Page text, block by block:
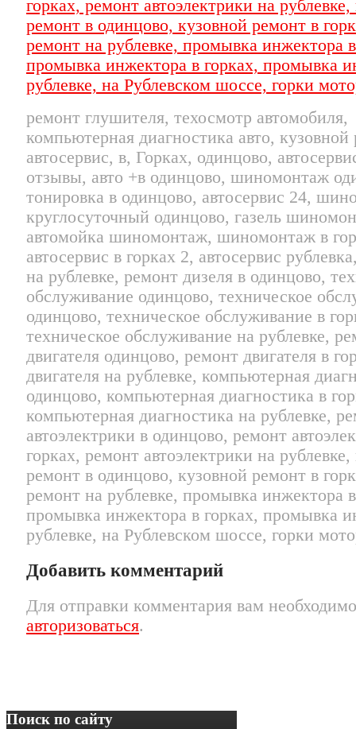
ремонт глушителя, техосмотр автомобиля,
компьютерная диагностика авто, кузовной
автосервис, в, Горках, одинцово,
отзывы, авто +в одинцово, шиномонтаж
тонировка в одинцово, автосервис 24,
круглосуточный одинцово, газель
автомойка шиномонтаж, шиномонтаж в
автосервис в горках 2, автосервис
на рублевке, ремонт дизеля в одинцово,
обслуживание одинцово, техническое
одинцово, техническое обслуживание в
техническое обслуживание на рублевке,
двигателя одинцово, ремонт двигателя в
двигателя на рублевке, компьютерная
одинцово, компьютерная диагностика в
компьютерная диагностика на рублевке,
автоэлектрики в одинцово, ремонт
горках, ремонт автоэлектрики на
ремонт в одинцово, кузовной ремонт в
ремонт на рублевке, промывка инжектора
промывка инжектора в горках, промывка
рублевке, на Рублевском шоссе, горки
Добавить комментарий
Для отправки комментария вам необходимо
авторизоваться.
Поиск по сайту